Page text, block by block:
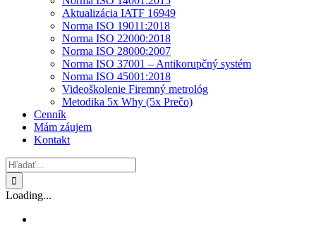
Aktualizácia IATF 16949
Norma ISO 19011:2018
Norma ISO 22000:2018
Norma ISO 28000:2007
Norma ISO 37001 – Antikorupčný systém
Norma ISO 45001:2018
Videoškolenie Firemný metrológ
Metodika 5x Why (5x Prečo)
Cenník
Mám záujem
Kontakt
Hľadať:
Loading...